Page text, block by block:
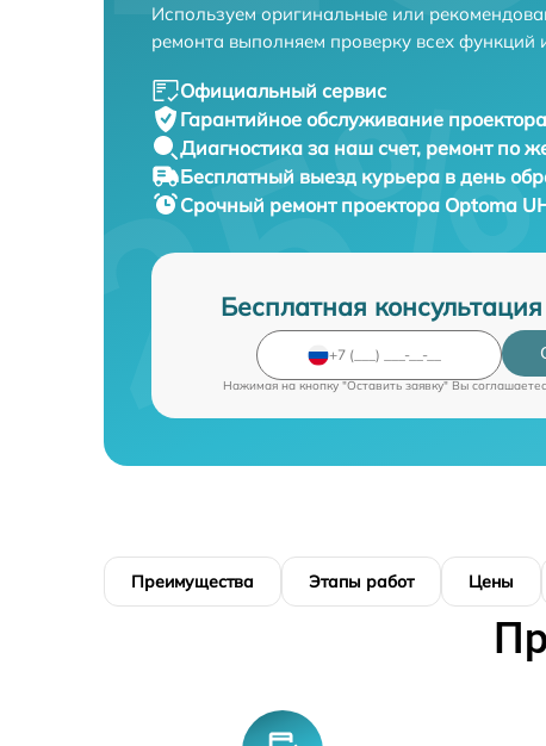
Используем оригинальные или
ремонта выполняем проверку всех функций
Официальный сервис
Гарантийное обслуживание
Диагностика за наш счет, ремонт по
Бесплатный выезд курьера в день
Срочный ремонт проектора Optoma
Бесплатная
Нажимая на кнопку "Оставить заявку" Вы
Преимущества Этапы работ Цены